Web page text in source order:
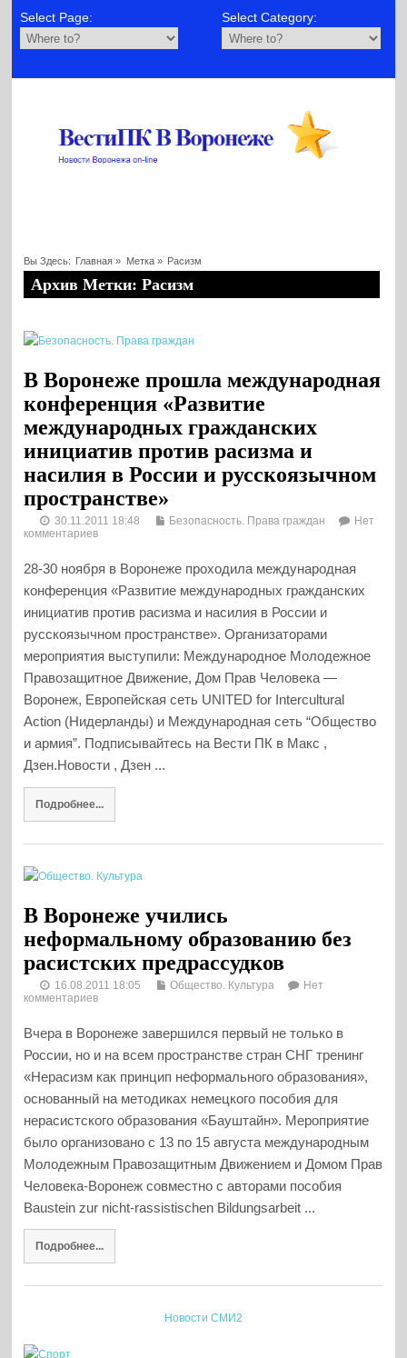
Select Page: Select Category:
Вы Здесь: Главная » Метка » Расизм
Архив Метки: Расизм
В Воронеже прошла международная
конференция «Развитие
международных гражданских
инициатив против расизма и
насилия в России и русскоязычном
пространстве»
30.11.2011 18:48 Безопасность. Права граждан
Нет
комментариев
28-30 ноября в Воронеже проходила международная
конференция «Развитие международных гражданских
инициатив против расизма и насилия в России и
русскоязычном пространстве». Организаторами
мероприятия выступили: Международное Молодежное
Правозащитное Движение, Дом Прав Человека —
Воронеж, Европейская сеть UNITED for Intercultural
Action (Нидерланды) и Международная сеть “Общество
и армия”. Подписывайтесь на Вести ПК в Макс ,
Дзен.Новости , Дзен ...
Подробнее...
В Воронеже учились
неформальному образованию без
расистских предрассудков
16.08.2011 18:05 Общество. Культура
Нет
комментариев
Вчера в Воронеже завершился первый не только в
России, но и на всем пространстве стран СНГ тренинг
«Нерасизм как принцип неформального образования»,
основанный на методиках немецкого пособия для
нерасистского образования «Бауштайн». Мероприятие
было организовано c 13 по 15 августа международным
Молодежным Правозащитным Движением и Домом Прав
Человека-Воронеж совместно с авторами пособия
Baustein zur nicht-rassistischen Bildungsarbeit ...
Подробнее...
Новости СМИ2